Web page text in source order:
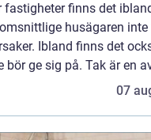
fastigheter finns det
husägaren inte
Ibland finns det
bör ge sig på. Tak är en
07